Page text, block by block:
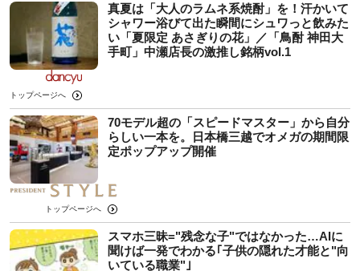
真夏は「大人のラムネ系焼酎」を！汗かいて
シャワー浴びて出た瞬間にシュワっと飲みた
い「夏限定 あさぎりの花」／「鳥酎 神田大
手町」中瀬店長の激推し銘柄vol.1
トップページへ
70モデル超の「スピードマスター」から自分
らしい一本を。日本橋三越でオメガの期間限
定ポップアップ開催
トップページへ
スマホ三昧="残念な子"ではなかった…AIに
聞けば一発でわかる｢子供の隠れた才能と"向
いている職業"｣